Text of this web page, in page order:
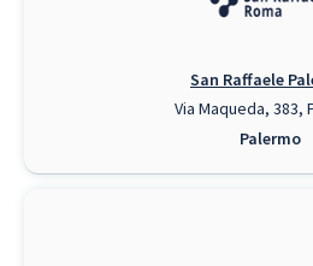
San Raffaele
Via Maqueda, 383,
Palermo